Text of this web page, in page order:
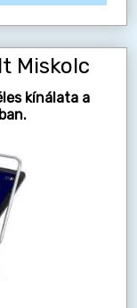
Miskolc
kínálata a